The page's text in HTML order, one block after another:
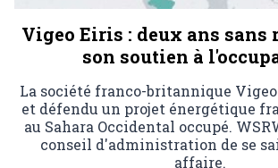
Vigeo Eiris : deux ans sans
son soutien à
La société franco-britannique
et défendu un projet énergétique
au Sahara Occidental occupé.
conseil d'administration de se
affaire.